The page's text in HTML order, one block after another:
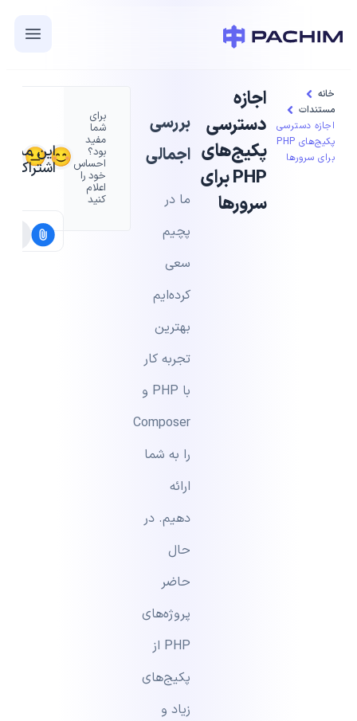
خانه
مستندات
اجازه دسترسی
پکیج‌های PHP
برای سرورها
اجازه
دسترسی
پکیج‌های
PHP برای
سرورها
بررسی
اجمالی
ما در
پچیم
سعی
کرده‌ایم
بهترین
تجربه کار
با PHP و
Composer
را به شما
ارائه
دهیم. در
حال
حاضر
پروژه‌های
PHP از
پکیج‌های
زیاد و
برای
شما
مفید
بود؟
احساس
خود را
اعلام
کنید
این
اشتراک